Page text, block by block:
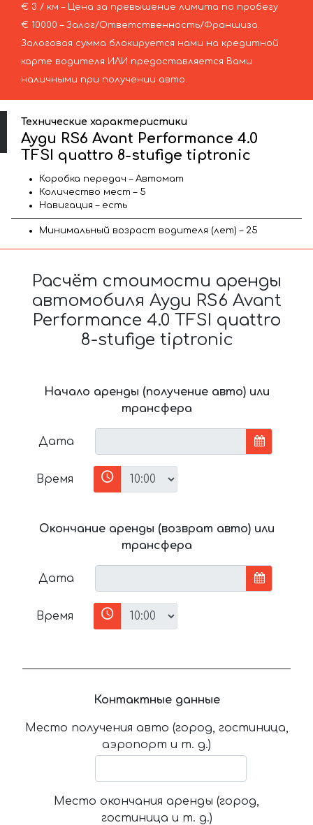
€ 3 / км – Цена за превышение лимита по пробегу
€ 10000 – Залог/Ответственность/Франшиза.
Залоговая сумма блокируется нами на кредитной
карте водителя ИЛИ предоставляется Вами
наличными при получении авто.
Технические характеристики
Ауди RS6 Avant Performance 4.0
TFSI quattro 8-stufige tiptronic
Коробка передач – Автомат
Количество мест – 5
Навигация – есть
Минимальный возраст водителя (лет) – 25
Расчёт стоимости аренды
автомобиля Ауди RS6 Avant
Performance 4.0 TFSI quattro
8-stufige tiptronic
Начало аренды (получение авто) или
трансфера
Дата
Время
Окончание аренды (возврат авто) или
трансфера
Дата
Время
Контактные данные
Место получения авто (город, гостиница,
аэропорт и т. д.)
Место окончания аренды (город,
гостиница и т. д.)